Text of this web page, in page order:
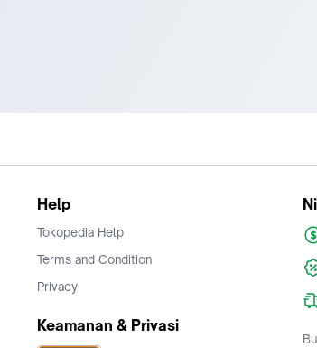
Help
Tokopedia Help
Terms and Condition
Privacy
Keamanan & Privasi